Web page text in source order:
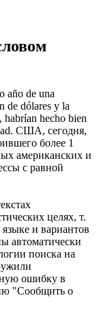
año de una
de dólares y la
habrían hecho bien
. США, сегодня,
более 1
американских и
с равной
целях, т.
и вариантов
автоматически
поиска на
ошибку в
"Сообщить о